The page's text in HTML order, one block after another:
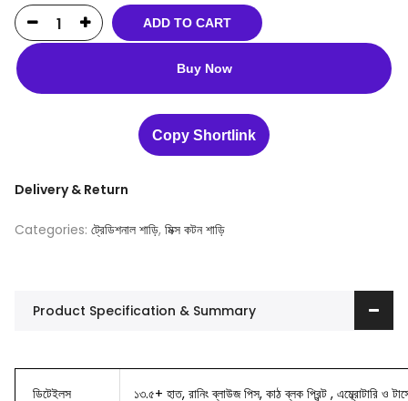
ADD TO CART
Buy Now
Copy Shortlink
Delivery & Return
Categories: ট্রেডিশনাল শাড়ি, মিক্স কটন শাড়ি
Product Specification & Summary
ডিটেইলস ১৩.৫+ হাত, রানিং ব্লাউজ পিস, কাঠ ব্লক প্রিন্ট , এম্ব্রোটারি ও